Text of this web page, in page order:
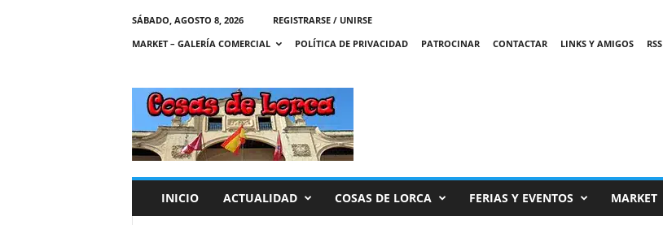
SÁBADO, AGOSTO 8, 2026
REGISTRARSE / UNIRSE
MARKET – GALERÍA COMERCIAL
POLÍTICA DE PRIVACIDAD PATROCINAR CONTACTAR LINKS Y AMIGOS RSS
C
A
S
INICIO ACTUALIDAD COSAS DE LORCA FERIAS Y EVENTOS MARKET